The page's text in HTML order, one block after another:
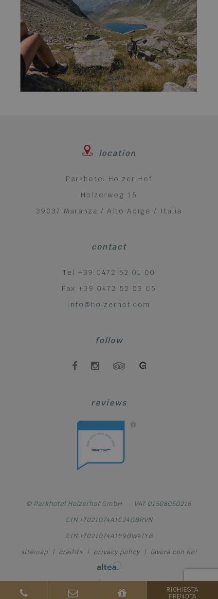
location
Parkhotel Holzer Hof
Holzerweg 15
39037 Maranza / Alto Adige / Italia
contact
Tel +39 0472 52 01 00
Fax +39 0472 52 03 05
info@holzerhof.com
follow
reviews
© Parkhotel Holzerhof GmbH
VAT 01508050216
CIN IT021074A1C24GBRVN
CIN IT021074A1Y9DW4IYB
sitemap
| credits | privacy policy | lavora con noi
RICHIESTA
PRENOTA